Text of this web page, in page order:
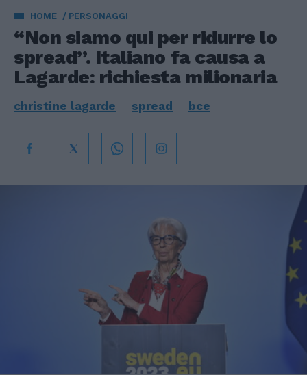
HOME PERSONAGGI
“Non siamo qui per ridurre lo
spread”. Italiano fa causa a
Lagarde: richiesta milionaria
christine lagarde spread bce